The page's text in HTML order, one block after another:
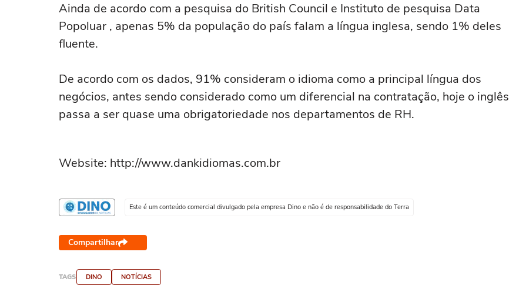
Ainda de acordo com a pesquisa do British Council e Instituto de pesquisa Data
Popoluar , apenas 5% da população do país falam a língua inglesa, sendo 1% deles
fluente.
De acordo com os dados, 91% consideram o idioma como a principal língua dos
negócios, antes sendo considerado como um diferencial na contratação, hoje o inglês
passa a ser quase uma obrigatoriedade nos departamentos de RH.
Website: http://www.dankidiomas.com.br
Este é um conteúdo comercial divulgado pela empresa Dino e não é de responsabilidade do Terra
Compartilhar
TAGS DINO NOTÍCIAS